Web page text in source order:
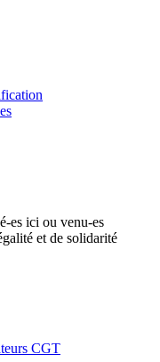
es ici ou venu-es
et de solidarité
CGT